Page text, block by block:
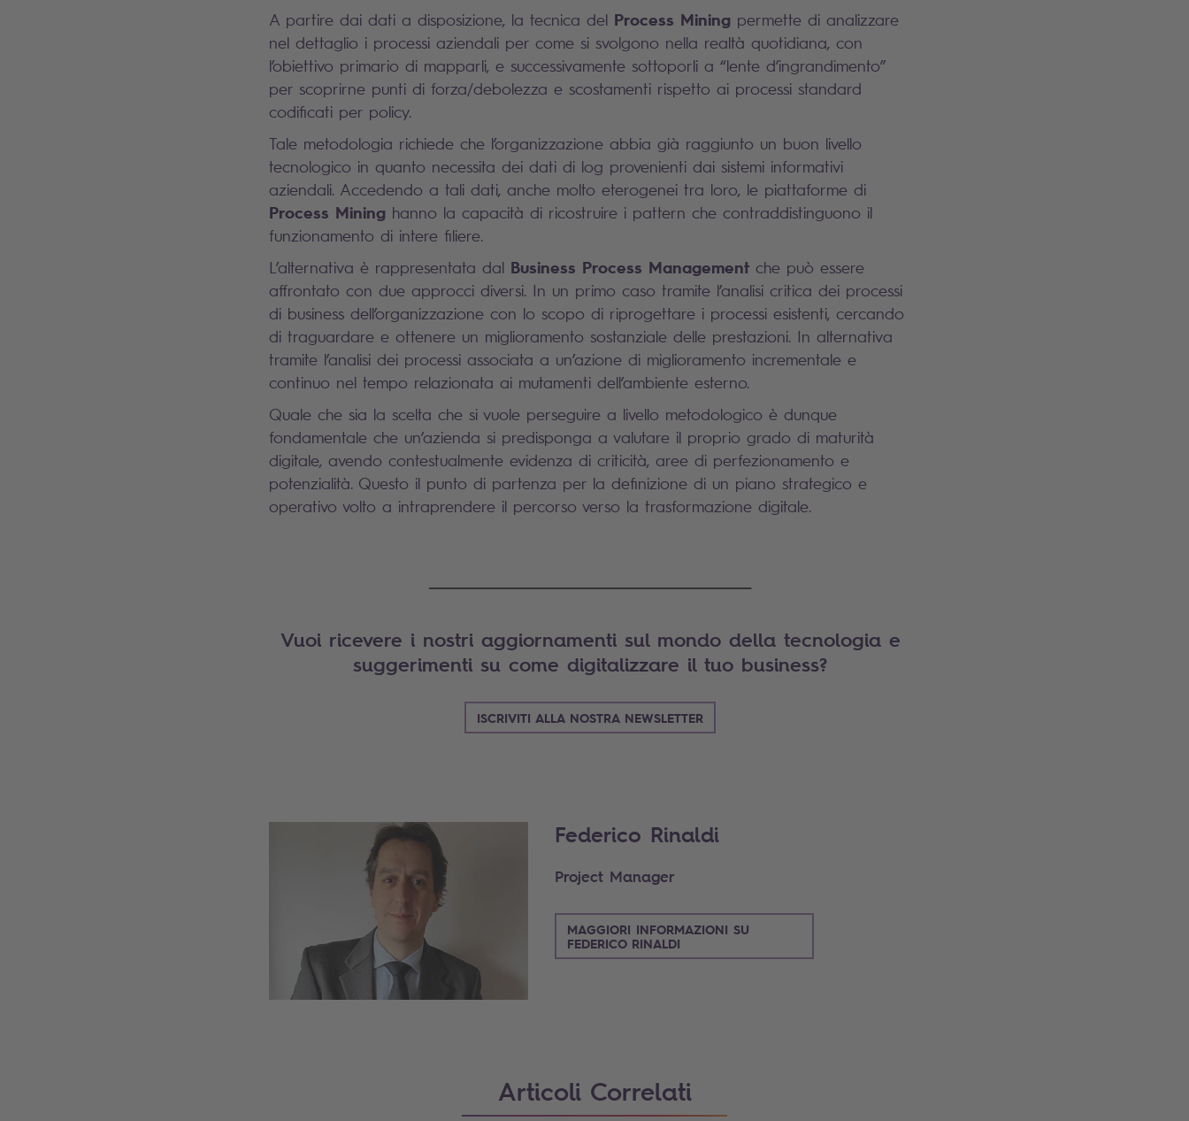
A partire dai dati a disposizione, la tecnica del Process Mining permette di analizzare
nel dettaglio i processi aziendali per come si svolgono nella realtà quotidiana, con
l’obiettivo primario di mapparli, e successivamente sottoporli a “lente d’ingrandimento”
per scoprirne punti di forza/debolezza e scostamenti rispetto ai processi standard
codificati per policy.
Tale metodologia richiede che l’organizzazione abbia già raggiunto un buon livello
tecnologico in quanto necessita dei dati di log provenienti dai sistemi informativi
aziendali. Accedendo a tali dati, anche molto eterogenei tra loro, le piattaforme di
Process Mining hanno la capacità di ricostruire i pattern che contraddistinguono il
funzionamento di intere filiere.
L’alternativa è rappresentata dal Business Process Management che può essere
affrontato con due approcci diversi. In un primo caso tramite l’analisi critica dei processi
di business dell’organizzazione con lo scopo di riprogettare i processi esistenti, cercando
di traguardare e ottenere un miglioramento sostanziale delle prestazioni. In alternativa
tramite l’analisi dei processi associata a un’azione di miglioramento incrementale e
continuo nel tempo relazionata ai mutamenti dell’ambiente esterno.
Quale che sia la scelta che si vuole perseguire a livello metodologico è dunque
fondamentale che un’azienda si predisponga a valutare il proprio grado di maturità
digitale, avendo contestualmente evidenza di criticità, aree di perfezionamento e
potenzialità. Questo il punto di partenza per la definizione di un piano strategico e
operativo volto a intraprendere il percorso verso la trasformazione digitale.
Vuoi ricevere i nostri aggiornamenti sul mondo della tecnologia e
suggerimenti su come digitalizzare il tuo business?
ISCRIVITI ALLA NOSTRA NEWSLETTER
Federico Rinaldi
Project Manager
MAGGIORI INFORMAZIONI SU
FEDERICO RINALDI
Articoli Correlati